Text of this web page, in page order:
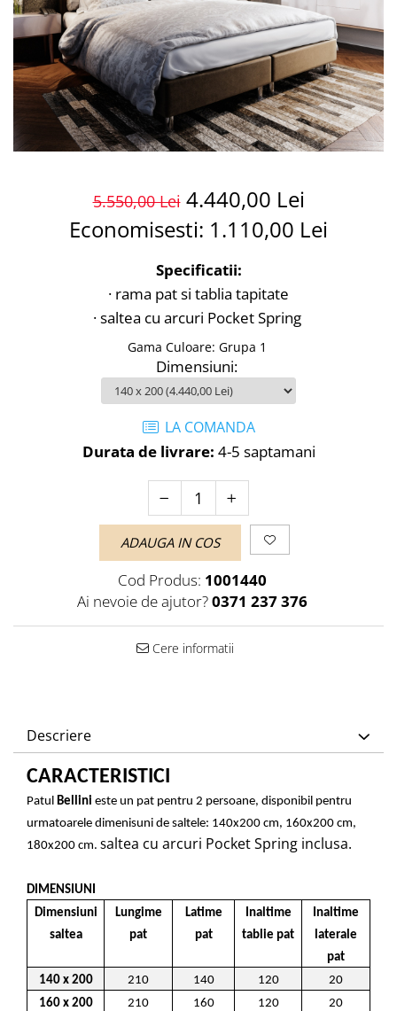
5.550,00 Lei 4.440,00 Lei
Economisesti: 1.110,00 Lei
Specificatii:
· rama pat si tablia tapitate
· saltea cu arcuri Pocket Spring
Gama Culoare: Grupa 1
Dimensiuni:
LA COMANDA
Durata de livrare: 4-5 saptamani
ADAUGA IN COS
Cod Produs: 1001440
Ai nevoie de ajutor?0371 237 376
Cere informatii
Descriere
CARACTERISTICI
Patul Bellini este un pat pentru 2 persoane, disponibil pentru
urmatoarele dimenisuni de saltele: 140x200 cm, 160x200 cm,
180x200 cm. Saltea cu arcuri Pocket Spring inclusa.
DIMENSIUNI
Dimensiuni
saltea
Lungime
pat
Latime
pat
Inaltime
tablie pat
Inaltime
laterale
pat
140 x 200
210 140 120
20
160 x 200
210 160 120
20